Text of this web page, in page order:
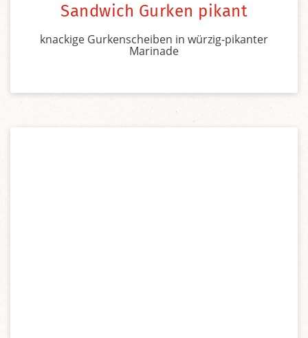
Sandwich Gurken pikant
knackige Gurkenscheiben in würzig-pikanter
Marinade